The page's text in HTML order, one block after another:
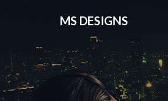
MS DESIGNS